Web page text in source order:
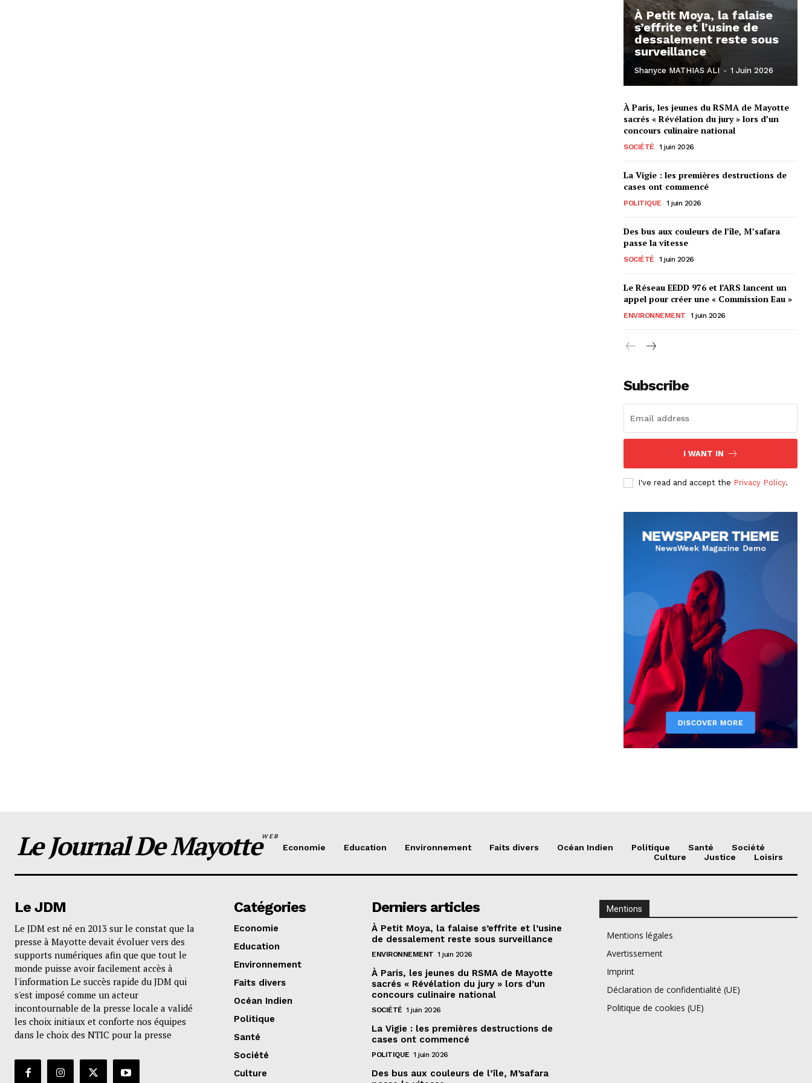
À Petit Moya, la falaise
s’effrite et l’usine de
dessalement reste sous
surveillance
Shanyce MATHIAS ALI - 1 Juin 2026
À Paris, les jeunes du RSMA de Mayotte
sacrés « Révélation du jury » lors d’un
concours culinaire national
SOCIÉTÉ 1 juin 2026
La Vigie : les premières destructions de
cases ont commencé
POLITIQUE 1 juin 2026
Des bus aux couleurs de l’île, M’safara
passe la vitesse
SOCIÉTÉ 1 juin 2026
Le Réseau EEDD 976 et l’ARS lancent un
appel pour créer une « Commission Eau »
ENVIRONNEMENT 1 juin 2026
Subscribe
I WANT IN
I've read and accept the Privacy Policy.
Le Journal De MayotteWEB
Economie Education Environnement Faits divers Océan Indien Politique Santé
Société
Culture
Justice Loisirs
Le JDM
Le JDM est né en 2013 sur le constat que la
presse à Mayotte devait évoluer vers des
supports numériques afin que que tout le
monde puisse avoir facilement accès à
l'information Le succès rapide du JDM qui
s'est imposé comme un acteur
incontournable de la presse locale a validé
les choix initiaux et conforte nos équipes
dans le choix des NTIC pour la presse
Catégories
Economie
Education
Environnement
Faits divers
Océan Indien
Politique
Santé
Société
Culture
Derniers articles
À Petit Moya, la falaise s’effrite et l’usine
de dessalement reste sous surveillance
ENVIRONNEMENT 1 juin 2026
À Paris, les jeunes du RSMA de Mayotte
sacrés « Révélation du jury » lors d’un
concours culinaire national
SOCIÉTÉ 1 juin 2026
La Vigie : les premières destructions de
cases ont commencé
POLITIQUE 1 juin 2026
Des bus aux couleurs de l’île, M’safara
Mentions
Mentions légales
Avertissement
Imprint
Déclaration de confidentialité (UE)
Politique de cookies (UE)